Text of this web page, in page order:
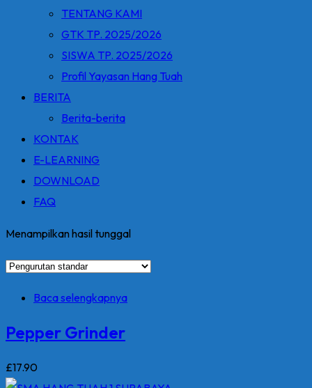
TENTANG KAMI
GTK TP. 2025/2026
SISWA TP. 2025/2026
Profil Yayasan Hang Tuah
BERITA
Berita-berita
KONTAK
E-LEARNING
DOWNLOAD
FAQ
Menampilkan hasil tunggal
Baca selengkapnya
Pepper Grinder
£17.90